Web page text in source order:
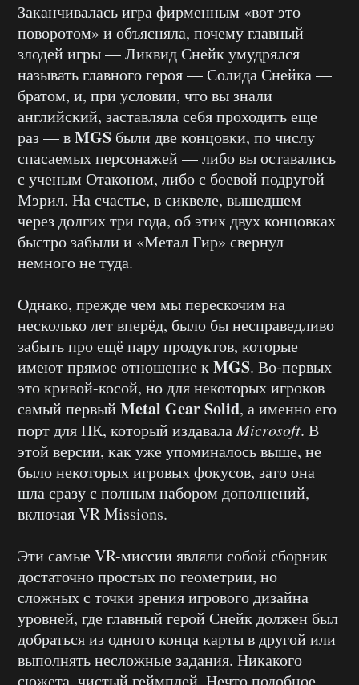
Заканчивалась игра фирменным «вот это
поворотом» и объясняла, почему главный
злодей игры — Ликвид Снейк умудрялся
называть главного героя — Солида Снейка —
братом, и, при условии, что вы знали
английский, заставляла себя проходить еще
раз — вMGS были две концовки, по числу
спасаемых персонажей — либо вы оставались
с ученым Отаконом, либо с боевой подругой
Мэрил. На счастье, в сиквеле, вышедшем
через долгих три года, об этих двух концовках
быстро забыли и «Метал Гир» свернул
немного не туда.
Однако, прежде чем мы перескочим на
несколько лет вперёд, было бы несправедливо
забыть про ещё пару продуктов, которые
имеют прямое отношение кMGS. Во-первых
это кривой-косой, но для некоторых игроков
самый первый Metal Gear Solid, а именно его
порт для ПК, который издавалаMicrosoft. В
этой версии, как уже упоминалось выше, не
было некоторых игровых фокусов, зато она
шла сразу с полным набором дополнений,
включая VR Missions.
Эти самые VR-миссии являли собой сборник
достаточно простых по геометрии, но
сложных с точки зрения игрового дизайна
уровней, где главный герой Снейк должен был
добраться из одного конца карты в другой или
выполнять несложные задания. Никакого